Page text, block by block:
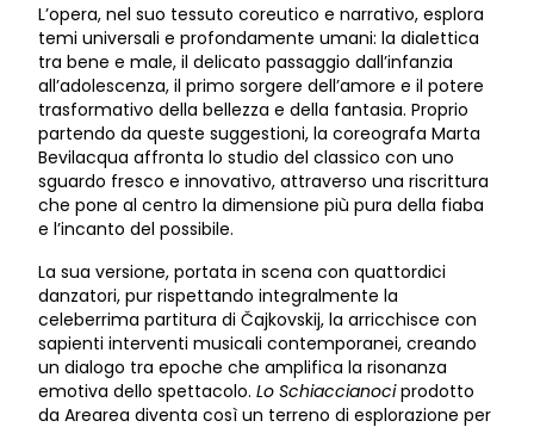
L’opera, nel suo tessuto coreutico e narrativo, esplora
temi universali e profondamente umani: la dialettica
tra bene e male, il delicato passaggio dall’infanzia
all’adolescenza, il primo sorgere dell’amore e il potere
trasformativo della bellezza e della fantasia. Proprio
partendo da queste suggestioni, la coreografa Marta
Bevilacqua affronta lo studio del classico con uno
sguardo fresco e innovativo, attraverso una riscrittura
che pone al centro la dimensione più pura della fiaba
e l’incanto del possibile.
La sua versione, portata in scena con quattordici
danzatori, pur rispettando integralmente la
celeberrima partitura di Čajkovskij, la arricchisce con
sapienti interventi musicali contemporanei, creando
un dialogo tra epoche che amplifica la risonanza
emotiva dello spettacolo. Lo Schiaccianociprodotto
da Arearea diventa così un terreno di esplorazione per